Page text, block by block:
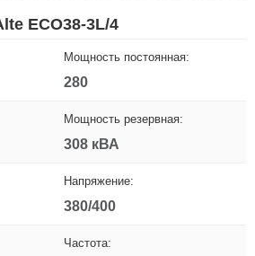
ECO38-3L/4
Мощность постоянная:
280
Мощность резервная:
308 кВА
Напряжение:
380/400
Частота: